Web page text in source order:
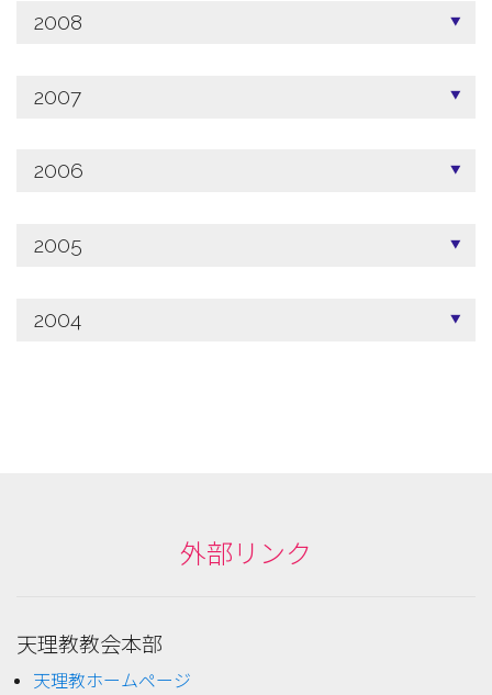
2008
2007
2006
2005
2004
外部リンク
天理教教会本部
天理教ホームページ